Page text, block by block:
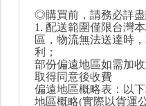
◎購買前，請務必詳
1. 配送範圍僅限台灣
區，物流無法送達時
利；
部份偏遠地區如需加
取得同意後收費
偏遠地區概略表：以
地區概略(實際以貨運